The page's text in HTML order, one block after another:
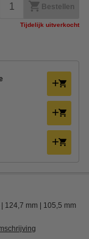
Bestellen
Tijdelijk uitverkocht
124,7 mm 105,5 mm